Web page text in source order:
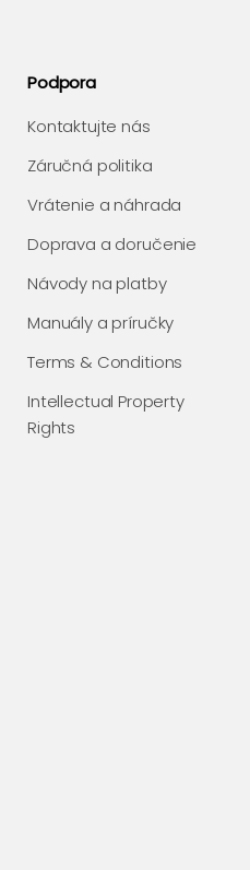
Podpora
Kontaktujte nás
Záručná politika
Vrátenie a náhrada
Doprava a doručenie
Návody na platby
Manuály a príručky
Terms & Conditions
Intellectual Property
Rights